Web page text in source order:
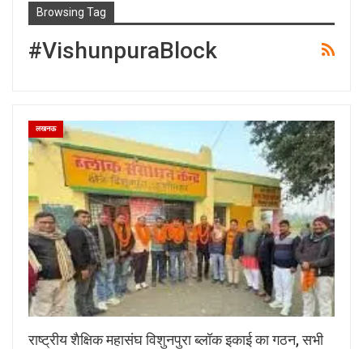
Browsing Tag
#VishunpuraBlock
लखनऊ
राष्ट्रीय शैक्षिक महासंघ विशुनपुरा ब्लॉक इकाई का गठन, सभी